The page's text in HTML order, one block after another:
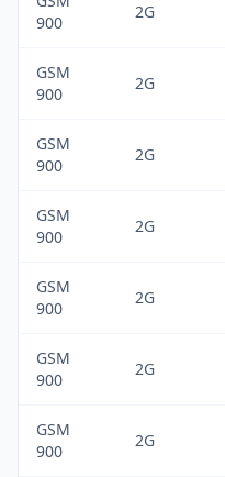
900
2G
GSM
900
2G
GSM
900
2G
GSM
900
2G
GSM
900
2G
GSM
900
2G
GSM
900
2G